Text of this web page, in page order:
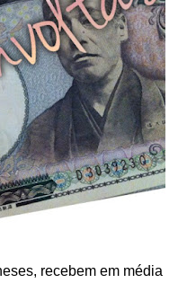
recebem em média